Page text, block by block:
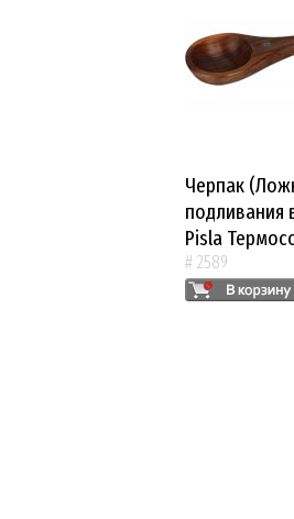
Черпак
подливания
Pisla
# 2589